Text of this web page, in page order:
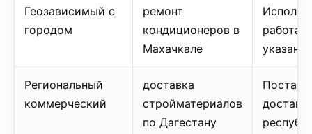
Геозависимый с
городом
ремонт
кондиционеров в
Махачкале
Региональный
коммерческий
доставка
стройматериалов
по Дагестану